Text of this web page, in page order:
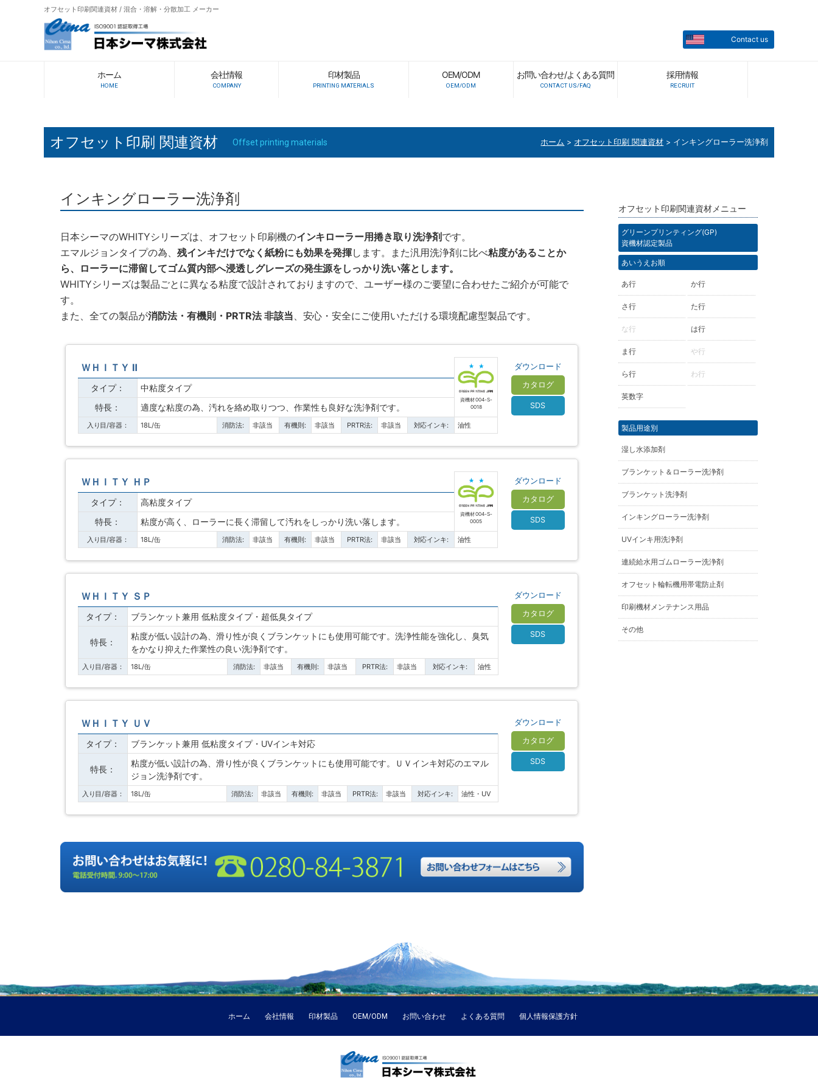
オフセット印刷関連資材 / 混合・溶解・分散加工 メーカー
Contact us
ホーム
HOME
会社情報
COMPANY
印材製品
PRINTING MATERIALS
OEM/ODM
OEM/ODM
お問い合わせ/よくある質問
CONTACT US/FAQ
採用情報
RECRUIT
オフセット印刷 関連資材 Offset printing materials インキングローラー洗浄剤
オフセット印刷 関連資材 >
ホーム >
インキングローラー洗浄剤
日本シーマのWHITYシリーズは、オフセット印刷機のインキローラー用捲き取り洗浄剤 です。
エマルジョンタイプの為、 残インキだけでなく紙粉にも効果を発揮します。また汎用洗浄剤に比べ粘度があることか
ら、ローラーに滞留してゴム質内部へ浸透しグレーズの発生源をしっかり洗い落とします。
WHITYシリーズは製品ごとに異なる粘度で設計されておりますので、ユーザー様のご要望に合わせたご紹介が可能で
す。
また、全ての製品が消防法・有機則・PRTR法 非該当、安心・安全にご使用いただける環境配慮型製品です。
ＷＨＩＴＹ Ⅱ
資機材 004-S-
0018
タイプ：
中粘度タイプ
特長：
適度な粘度の為、汚れを絡め取りつつ、作業性も良好な洗浄剤です。
入り目/容器： 18L/缶 消防法: 非該当 有機則: 非該当 PRTR法: 非該当 対応インキ: 油性
ダウンロード
カタログ
SDS
ＷＨＩＴＹ ＨＰ
資機材 004-S-
0005
タイプ：
高粘度タイプ
特長：
粘度が高く、ローラーに長く滞留して汚れをしっかり洗い落します。
入り目/容器： 18L/缶 消防法: 非該当 有機則: 非該当 PRTR法: 非該当 対応インキ: 油性
ダウンロード
カタログ
SDS
ＷＨＩＴＹ ＳＰ
タイプ： ブランケット兼用 低粘度タイプ・超低臭タイプ
特長：
粘度が低い設計の為、滑り性が良くブランケットにも使用可能です。洗浄性能を強化し、臭気
をかなり抑えた作業性の良い洗浄剤です。
入り目/容器： 18L/缶 消防法: 非該当 有機則: 非該当 PRTR法: 非該当 対応インキ: 油性
ダウンロード
カタログ
SDS
ＷＨＩＴＹ ＵＶ
タイプ： ブランケット兼用 低粘度タイプ・UVインキ対応
特長：
粘度が低い設計の為、滑り性が良くブランケットにも使用可能です。ＵＶインキ対応のエマル
ジョン洗浄剤です。
入り目/容器： 18L/缶 消防法: 非該当 有機則: 非該当 PRTR法: 非該当 対応インキ: 油性・UV
ダウンロード
カタログ
SDS
オフセット印刷関連資材メニュー
グリーンプリンティング(GP)
資機材認定製品
あいうえお順
あ行 か行
さ行 た行
な行 は行
ま行 や行
ら行 わ行
英数字
製品用途別
湿し水添加剤
ブランケット＆ローラー洗浄剤
ブランケット洗浄剤
インキングローラー洗浄剤
UVインキ用洗浄剤
連続給水用ゴムローラー洗浄剤
オフセット輪転機用帯電防止剤
印刷機材メンテナンス用品
その他
ホーム 会社情報 印材製品 OEM/ODM お問い合わせ よくある質問 個人情報保護方針